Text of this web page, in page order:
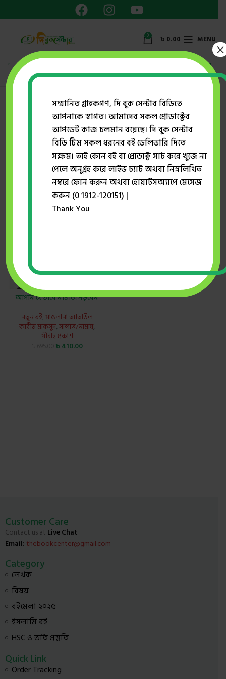
0 ৳ 0.00 MENU
Showing all 2 results
Show sidebar
আপনি যেভাবে নামাজ পড়বেন
নতুন বই,মাওলানা আতাউল
কারীম মাকসুদ,সালাত/নামায,
সীরাহ প্রকাশ
৳410.00
-30%
আহসান পাবলিকেশন,ড. আবুল
৳300.00৳210.00
Customer Care
Contact us at Live Chat
Email: thebookcenter@gmail.com
Category
লেখক
বিষয়
বইমেলা ২০২৫
ইসলামি বই
HSC ও ভর্তি প্রস্তুতি
Quick Link
Order Tracking
সম্মানিত গ্রাহকগণ, দি বুক সেন্টার বিডিতে
আপনাকে স্বাগত। আমাদের সকল প্রোডাক্টের
আপডেট কাজ চলমান রয়েছে। দি বুক সেন্টার
বিডি টিম সকল ধরনের বই ডেলিভারি দিতে
সক্ষম। তাই কোন বই বা প্রোডাক্ট সার্চ করে খুজে না
পেলে অনুগ্রহ করে লাইভ চ্যাট অথবা নিম্নলিখিত
নম্বরে ফোন করুন অথবা হোয়াটসঅ্যাপে মেসেজ
করুন (0 1912-120151) |
Thank You
×